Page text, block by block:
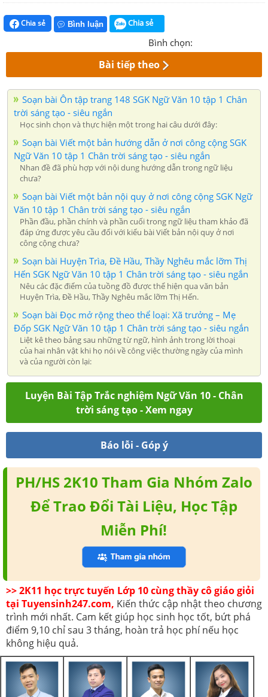
Chia sẻ Bình luận Chia sẻ
Bình chọn:
Bài tiếp theo
Soạn bài Ôn tập trang 148 SGK Ngữ Văn 10 tập 1 Chân
trời sáng tạo - siêu ngắn
Học sinh chọn và thực hiện một trong hai câu dưới đây:
Soạn bài Viết một bản hướng dẫn ở nơi công cộng SGK
Ngữ Văn 10 tập 1 Chân trời sáng tạo - siêu ngắn
Nhan đề đã phù hợp với nội dung hướng dẫn trong ngữ liệu
chưa?
Soạn bài Viết một bản nội quy ở nơi công cộng SGK Ngữ
Văn 10 tập 1 Chân trời sáng tạo - siêu ngắn
Phần đầu, phần chính và phần cuối trong ngữ liệu tham khảo đã
đáp ứng được yêu cầu đối với kiểu bài Viết bản nội quy ở nơi
công cộng chưa?
Soạn bài Huyện Trìa, Đề Hầu, Thầy Nghêu mắc lỡm Thị
Hến SGK Ngữ Văn 10 tập 1 Chân trời sáng tạo - siêu ngắn
Nêu các đặc điểm của tuồng đồ được thể hiện qua văn bản
Huyện Trìa, Đề Hầu, Thầy Nghêu mắc lỡm Thị Hến.
Soạn bài Đọc mở rộng theo thể loại: Xã trưởng – Mẹ
Đốp SGK Ngữ Văn 10 tập 1 Chân trời sáng tạo - siêu ngắn
Liệt kê theo bảng sau những từ ngữ, hình ảnh trong lời thoại
của hai nhân vật khi họ nói về công việc thường ngày của mình
và của người còn lại:
Luyện Bài Tập Trắc nghiệm Ngữ Văn 10 - Chân
trời sáng tạo - Xem ngay
Báo lỗi - Góp ý
PH/HS 2K10 Tham Gia Nhóm Zalo
Để Trao Đổi Tài Liệu, Học Tập
Miễn Phí!
>> 2K11 học trực tuyến Lớp 10 cùng thầy cô giáo giỏi
tại Tuyensinh247.com, Kiến thức cập nhật theo chương
trình mới nhất. Cam kết giúp học sinh học tốt, bứt phá
điểm 9,10 chỉ sau 3 tháng, hoàn trả học phí nếu học
không hiệu quả.